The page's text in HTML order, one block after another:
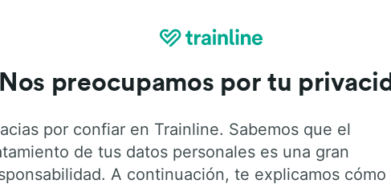
más populares desde
Duración
1h 8min
Nos preocupamos por tu
por confiar en Trainline. Sabemos que el
de tus datos personales es una gran
A continuación, te explicamos cómo